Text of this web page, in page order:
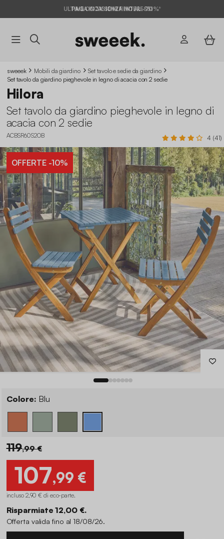
ULTIME OCCASIONI FINO AL -70%*
PAGA IN 3X SENZA INTERESSI
sweeek Mobili da giardino
Set tavolo e sedie da giardino
Set tavolo da giardino pieghevole in legno di acacia con 2 sedie
Hilora
Set tavolo da giardino pieghevole in legno di
acacia con 2 sedie
ACBSR60S2OB 4 (41)
OFFERTE-10%
Colore: Blu
119,99 €
107,99 €
incluso 2,90 € di eco-parte.
Risparmiate 12,00 €.
Offerta valida fino al 18/08/26.